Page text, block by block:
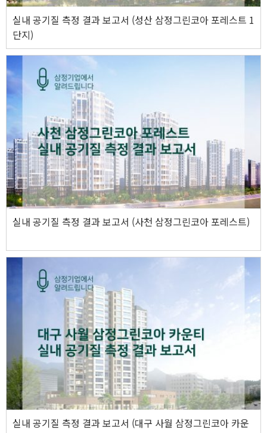
실내 공기질 측정 결과 보고서 (성산 삼정그린코아 포레스트 1
단지)
실내 공기질 측정 결과 보고서 (사천 삼정그린코아 포레스트)
실내 공기질 측정 결과 보고서 (대구 사월 삼정그린코아 카운